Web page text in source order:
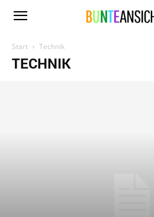
www.bunte-
ansichten.de
Start Technik
TECHNIK